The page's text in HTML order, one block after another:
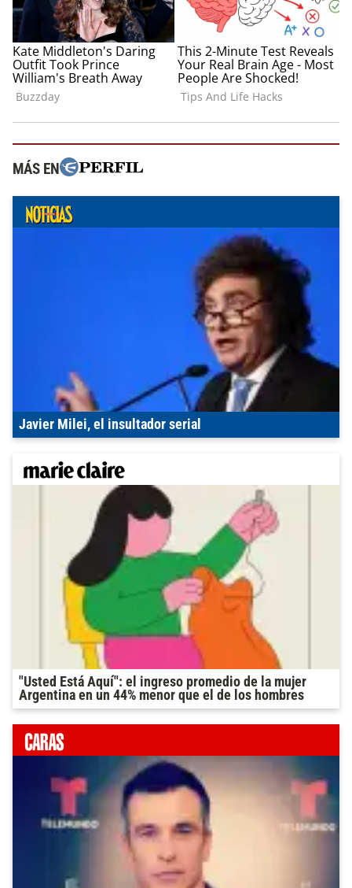
MÁS EN
Javier Milei, el insultador serial
"Usted Está Aquí": el ingreso promedio de la mujer
Argentina en un 44% menor que el de los hombres